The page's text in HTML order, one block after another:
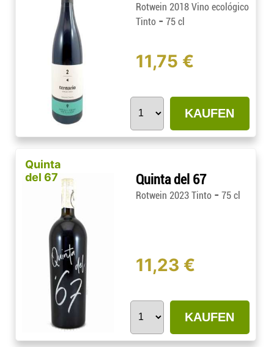
Rotwein 2018 Vino ecológico
Tinto - 75 cl
11,75 €
KAUFEN
Quinta
del 67
Quinta del 67
Rotwein 2023 Tinto - 75 cl
11,23 €
KAUFEN